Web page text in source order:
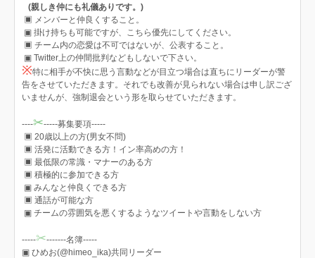
(親しき仲にも礼儀ありです。)
▣ メンバーと仲良くすること。
▣ 掛け持ちも可能ですが、こちら優先にしてください。
▣ チーム内の恋愛は不可ではないが、公表すること。
▣ Twitter上の仲間批判などもしないで下さい。
※特に相手が不快に思う言動などが目立つ場合は直ちにリーダーが警
告をさせていただきます。それでも改善が見られない場合は申し訳ござ
いませんが、強制退会という形を取らせていただきます。
--‪--✂︎-----募集要項-----
▣ 20歳以上の方(男女不問)
▣ 活発に活動できる方！イン率高めの方！
▣ 最低限の常識・マナーのある方
▣ 積極的に参加できる方
▣ みんなと仲良くできる方
▣ 通話が可能な方
▣ チームの雰囲気を悪くするようなツイートや言動をしない方
-----✂︎-------名簿-----
▣ ひめお(@himeo_ika)共同リーダー